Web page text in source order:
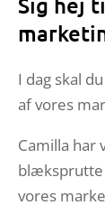
I dag skal
af vores
Camilla har
blæksprutte
vores